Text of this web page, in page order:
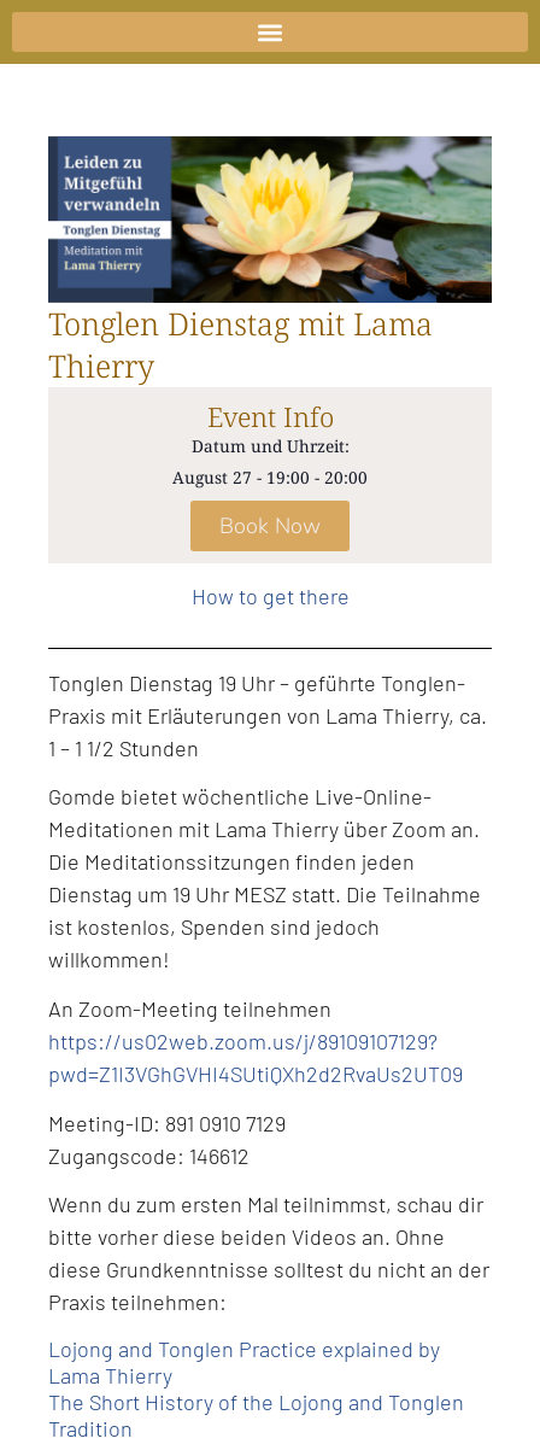
Zum
Inhalt
Tonglen Dienstag mit Lama
Thierry
Event Info
Datum und Uhrzeit:
August 27 - 19:00 - 20:00
Book Now
How to get there
Tonglen Dienstag 19 Uhr – geführte Tonglen-
Praxis mit Erläuterungen von Lama Thierry, ca.
1 – 1 1/2 Stunden
Gomde bietet wöchentliche Live-Online-
Meditationen mit Lama Thierry über Zoom an.
Die Meditationssitzungen finden jeden
Dienstag um 19 Uhr MESZ statt. Die Teilnahme
ist kostenlos, Spenden sind jedoch
willkommen!
An Zoom-Meeting teilnehmen
https://us02web.zoom.us/j/89109107129?
pwd=Z1I3VGhGVHI4SUtiQXh2d2RvaUs2UT09
Meeting-ID: 891 0910 7129
Zugangscode: 146612
Wenn du zum ersten Mal teilnimmst, schau dir
bitte vorher diese beiden Videos an. Ohne
diese Grundkenntnisse solltest du nicht an der
Praxis teilnehmen:
Lojong and Tonglen Practice explained by
Lama Thierry
The Short History of the Lojong and Tonglen
Tradition